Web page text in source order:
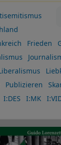
Frieden
Publizieren
I:DES I:MK